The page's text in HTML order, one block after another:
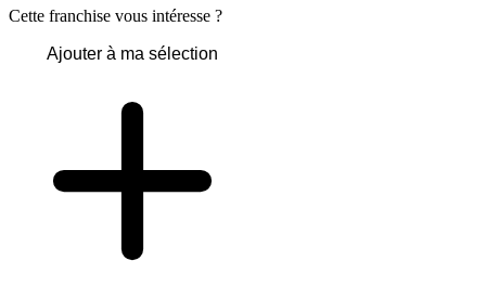
Cette franchise vous intéresse ?
Ajouter à ma sélection